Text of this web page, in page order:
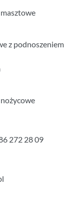
z podnoszeniem
272 28 09